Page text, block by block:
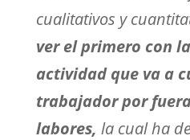
cualitativos y
ver el primero con
actividad que va a
trabajador por
labores, la cual ha